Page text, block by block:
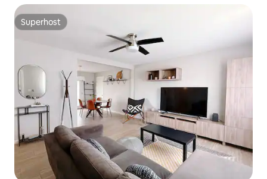
Superhost
Superhost